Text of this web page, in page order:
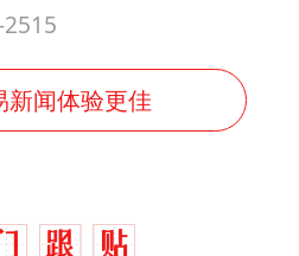
新闻体验更佳